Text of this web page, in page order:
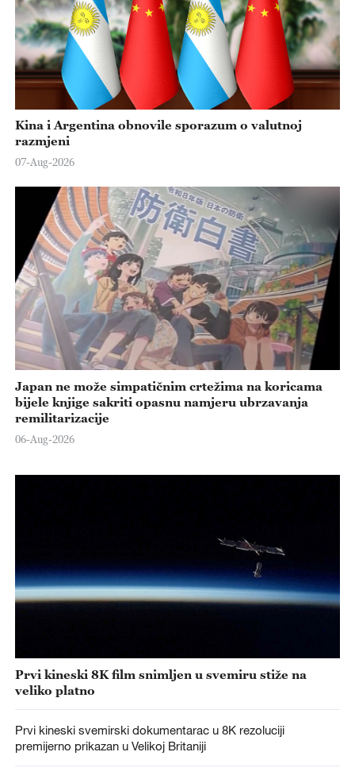
Kina i Argentina obnovile sporazum o valutnoj
razmjeni
07-Aug-2026
Japan ne može simpatičnim crtežima na koricama
bijele knjige sakriti opasnu namjeru ubrzavanja
remilitarizacije
06-Aug-2026
Prvi kineski 8K film snimljen u svemiru stiže na
veliko platno
Prvi kineski svemirski dokumentarac u 8K rezoluciji
premijerno prikazan u Velikoj Britaniji